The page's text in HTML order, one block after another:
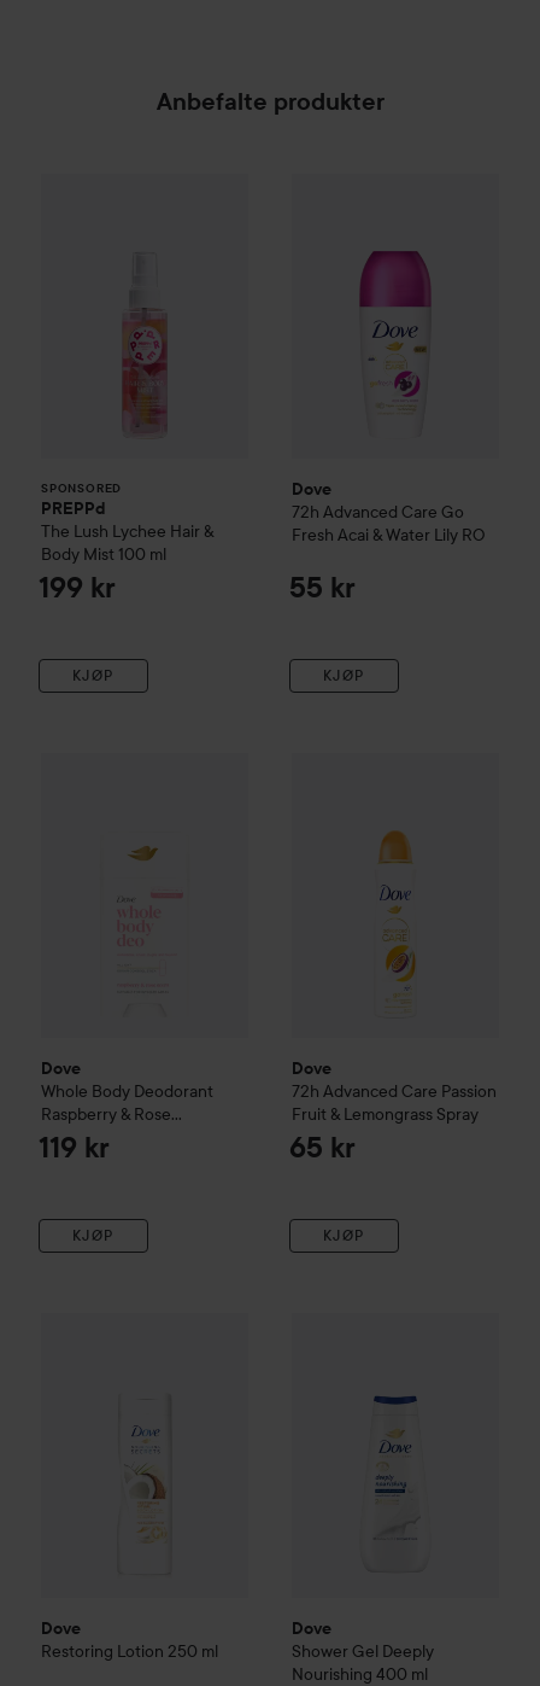
Anbefalte produkter
SPONSORED
PREPPd
The Lush Lychee Hair &
Body Mist 100 ml
199 kr
KJØP
Dove
72h Advanced Care Go
Fresh Acai & Water Lily RO
55 kr
KJØP
Dove
Whole Body Deodorant
Raspberry & Rose
Deodorant Stick
119 kr
KJØP
Dove
72h Advanced Care Passion
Fruit & Lemongrass Spray
65 kr
KJØP
Dove
Restoring Lotion 250 ml
Dove
Shower Gel Deeply
Nourishing 400 ml